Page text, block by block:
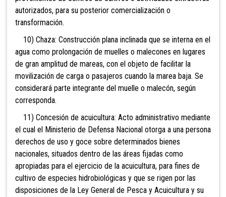
autorizados, para su posterior comercialización o
transformación.
10) Chaza: Construcción plana inclinada que se interna en el
agua como prolongación de muelles o malecones en lugares
de gran amplitud de mareas, con el objeto de facilitar la
movilización de carga o pasajeros cuando la marea baja. Se
considerará parte integrante del muelle o malecón, según
corresponda.
11) Concesión de acuicultura: Acto administrativo mediante
el cual el Ministerio de Defensa Nacional otorga a una persona
derechos de uso y goce sobre determinados bienes
nacionales, situados dentro de las áreas fijadas como
apropiadas para el ejercicio de la acuicultura, para fines de
cultivo de especies hidrobiológicas y que se rigen por las
disposiciones de la Ley General de Pesca y Acuicultura y su